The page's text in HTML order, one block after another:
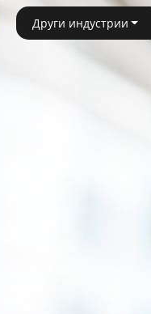
Други индустрии